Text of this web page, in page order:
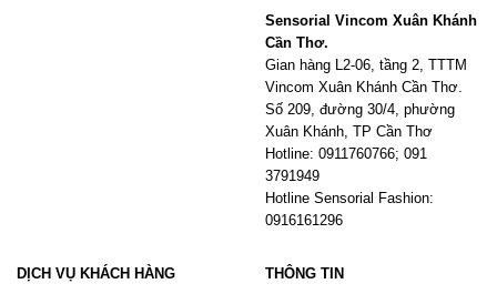
Sensorial Vincom Xuân Khánh
Cần Thơ.
Gian hàng L2-06, tầng 2, TTTM
Vincom Xuân Khánh Cần Thơ.
Số 209, đường 30/4, phường
Xuân Khánh, TP Cần Thơ
Hotline: 0911760766; 091
3791949
Hotline Sensorial Fashion:
0916161296
DỊCH VỤ KHÁCH HÀNG THÔNG TIN